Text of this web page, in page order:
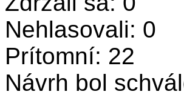
Nehlasovali: 0
Prítomní: 22
Návrh bol